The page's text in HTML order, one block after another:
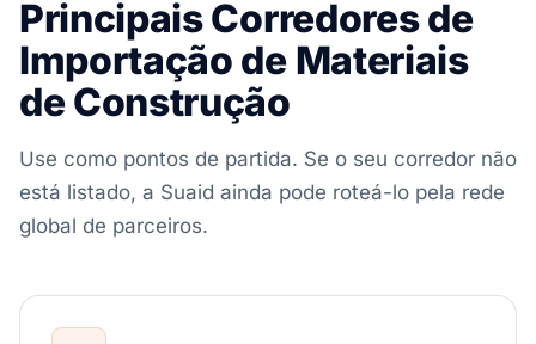
Principais Corredores de
Importação de Materiais
de Construção
Use como pontos de partida. Se o seu corredor não
está listado, a Suaid ainda pode roteá-lo pela rede
global de parceiros.